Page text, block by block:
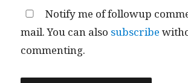
Notify me of followup
mail. You can also subscribe
commenting.